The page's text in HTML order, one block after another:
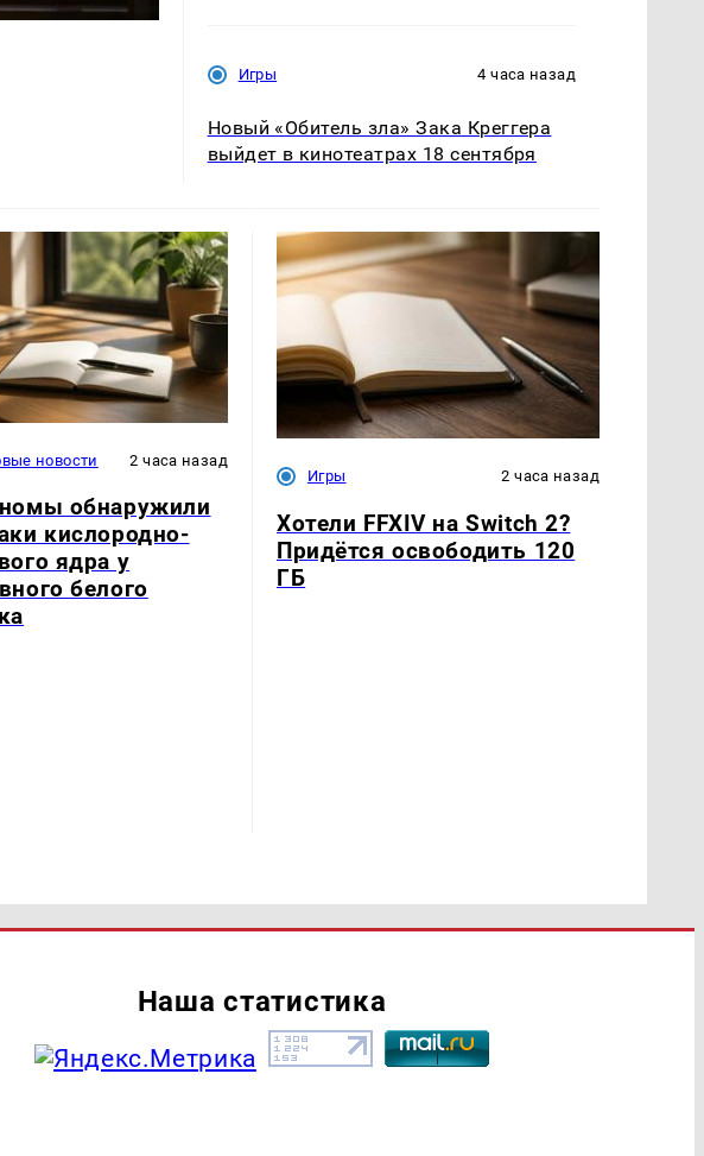
Игры 4 часа назад
Новый «Обитель зла» Зака Креггера
выйдет в кинотеатрах 18 сентября
новости 2 часа назад
обнаружили
кислородно-
ядра у
белого
Игры 2 часа назад
Хотели FFXIV на Switch 2?
Придётся освободить 120
ГБ
Наша статистика